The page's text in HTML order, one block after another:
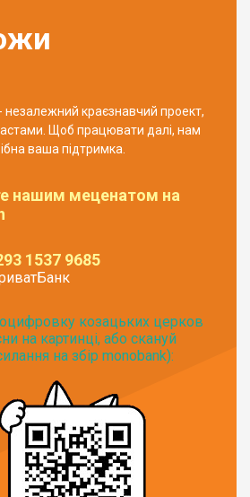
- незалежний краєзнавчий проект,
Щоб працювати далі, нам
ваша підтримка.
нашим меценатом на
1537 9685
оцифровку козацьких церков
на картинці, або скануй
на збір monobank):